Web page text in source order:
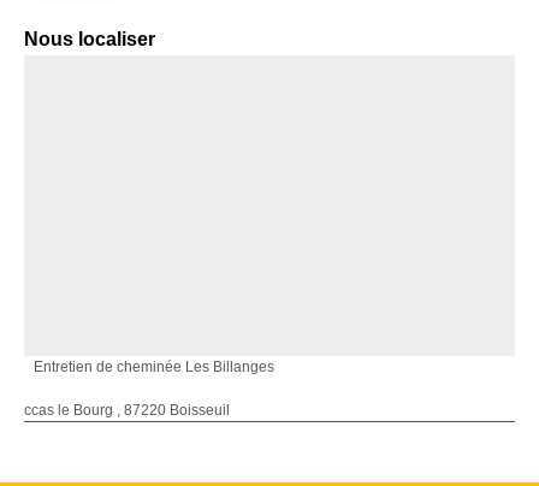
Nous localiser
Entretien de cheminée Les Billanges
ccas le Bourg , 87220 Boisseuil